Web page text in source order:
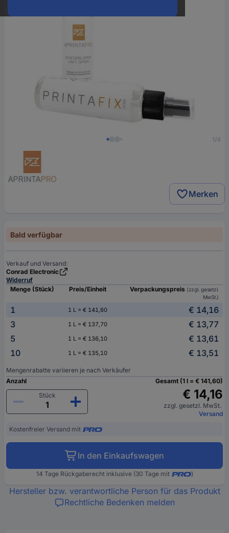
1/4
Merken
Bald verfügbar
Verkauf und Versand:
Conrad Electronic
Widerruf
Menge (Stück)
Preis/Einheit Verpackungspreis (zzgl. gesetzl.
MwSt.)
1 1 L = € 141,60
€ 14,16
3
1 L = € 137,70
€ 13,77
5
1 L = € 136,10
€ 13,61
10
1 L = € 135,10 € 13,51
Mengenrabatte variieren je nach Verkäufer
Anzahl
Stück
Gesamt (1 l = € 141,60)
€ 14,16
zzgl. gesetzl. MwSt.
Versand
Kostenfreier Versand mit
In den Einkaufswagen
14 Tage Rückgaberecht inklusive (30 Tage mit )
Hersteller bzw. verantwortliche Person für das Produkt
Rechtliche Bedenken melden